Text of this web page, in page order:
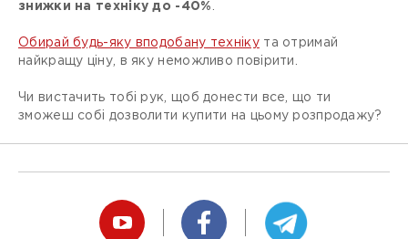
знижки на техніку до -40%
Обирай будь-яку вподобану технікута отримай
найкращу ціну, в яку неможливо повірити.
Чи вистачить тобі рук, щоб донести все, що ти
зможеш собі дозволити купити на цьому розпродажу?